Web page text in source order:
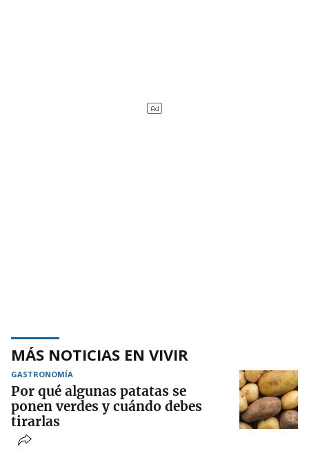
MÁS NOTICIAS EN VIVIR
GASTRONOMÍA
Por qué algunas patatas se
ponen verdes y cuándo debes
tirarlas